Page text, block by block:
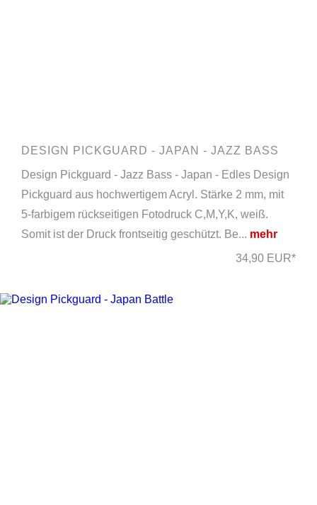
DESIGN PICKGUARD - JAPAN - JAZZ BASS
Design Pickguard - Jazz Bass - Japan - Edles Design
Pickguard aus hochwertigem Acryl. Stärke 2 mm, mit
5-farbigem rückseitigen Fotodruck C,M,Y,K, weiß.
Somit ist der Druck frontseitig geschützt. Be... mehr
34,90 EUR*